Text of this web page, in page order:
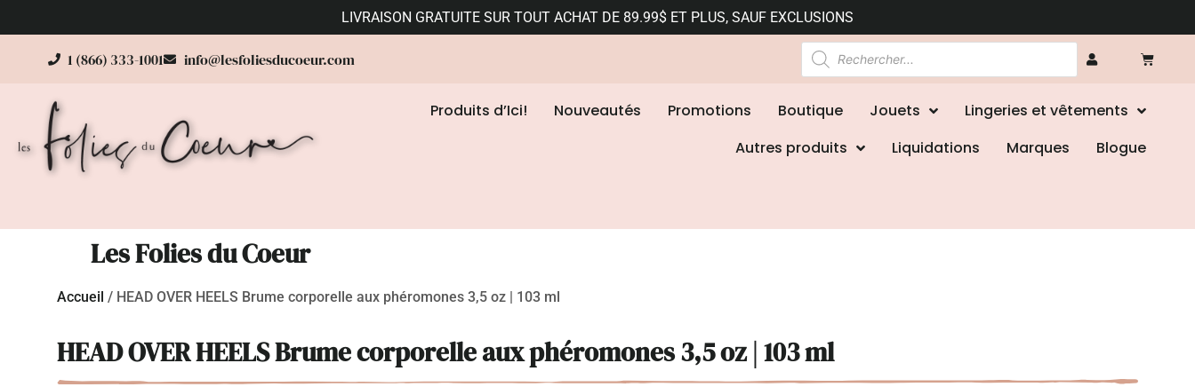
LIVRAISON GRATUITE SUR TOUT ACHAT DE 89.99$ ET PLUS, SAUF EXCLUSIONS
1 (866) 333-1001 info@lesfoliesducoeur.com
Produits d’Ici! Nouveautés Promotions Boutique Jouets
Lingeries et vêtements
Autres produits
Liquidations Marques Blogue
Les Folies du Coeur
Accueil / HEAD OVER HEELS Brume corporelle aux phéromones 3,5 oz | 103 ml
HEAD OVER HEELS Brume corporelle aux phéromones 3,5 oz | 103 ml